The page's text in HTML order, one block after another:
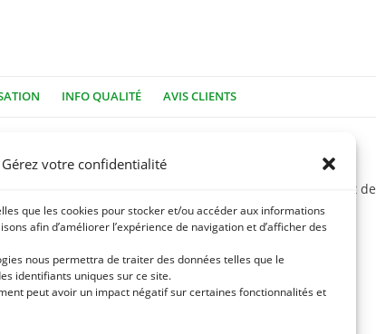
Gérez votre confidentialité
que les cookies pour stocker et/ou accéder aux informations
afin d’améliorer l’expérience de navigation et d’afficher des
nous permettra de traiter des données telles que le
identifiants uniques sur ce site.
peut avoir un impact négatif sur certaines fonctionnalités et
INFO QUALITÉ AVIS CLIENTS
l’Inde appartenant à la famille des Poacées.
possède des propriétés répulsives reconnues et fait de
mouches plates, taons, moustiques…
par les piqures d’insectes.
arthritique